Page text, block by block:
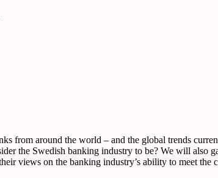
from around the world – and the global trends
the Swedish banking industry to be? We will also
views on the banking industry’s ability to meet the